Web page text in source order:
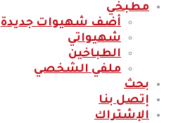
مطبخي
أضف شهيوات جديدة
شهيواتي
الطباخين
ملفي الشخصي
بحث
إتصل بنا
الإشتراك